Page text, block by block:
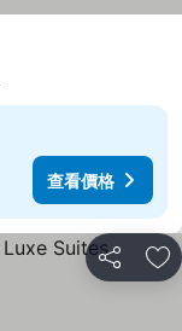
查看價格
分享 加